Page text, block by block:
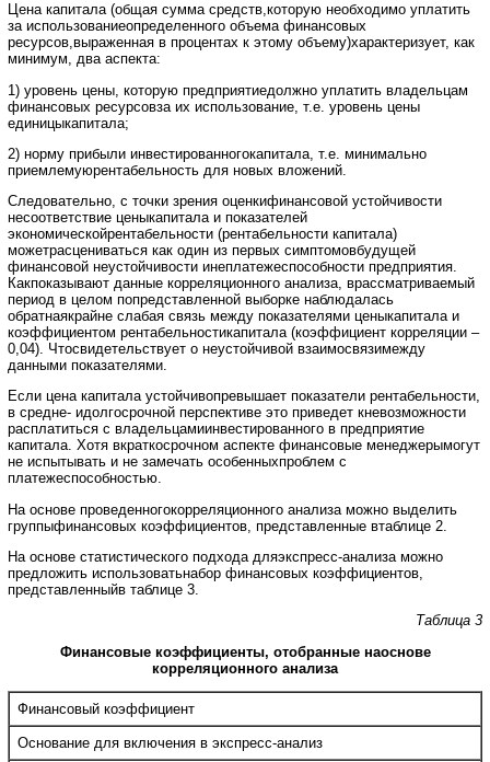
Цена капитала (общая сумма средств,которую необходимо уплатить
за использованиеопределенного объема финансовых
ресурсов,выраженная в процентах к этому объему)характеризует, как
минимум, два аспекта:
1) уровень цены, которую предприятиедолжно уплатить владельцам
финансовых ресурсовза их использование, т.е. уровень цены
единицыкапитала;
2) норму прибыли инвестированногокапитала, т.е. минимально
приемлемуюрентабельность для новых вложений.
Следовательно, с точки зрения оценкифинансовой устойчивости
несоответствие ценыкапитала и показателей
экономическойрентабельности (рентабельности капитала)
можетрасцениваться как один из первых симптомовбудущей
финансовой неустойчивости инеплатежеспособности предприятия.
Какпоказывают данные корреляционного анализа, врассматриваемый
период в целом попредставленной выборке наблюдалась
обратнаякрайне слабая связь между показателями ценыкапитала и
коэффициентом рентабельностикапитала (коэффициент корреляции –
0,04). Чтосвидетельствует о неустойчивой взаимосвязимежду
данными показателями.
Если цена капитала устойчивопревышает показатели рентабельности,
в средне- идолгосрочной перспективе это приведет кневозможности
расплатиться с владельцамиинвестированного в предприятие
капитала. Хотя вкраткосрочном аспекте финансовые менеджерымогут
не испытывать и не замечать особенныхпроблем с
платежеспособностью.
На основе проведенногокорреляционного анализа можно выделить
группыфинансовых коэффициентов, представленные втаблице 2.
На основе статистического подхода дляэкспресс-анализа можно
предложить использоватьнабор финансовых коэффициентов,
представленныйв таблице 3.
Таблица 3
Финансовые коэффициенты, отобранные наоснове
корреляционного анализа
Финансовый коэффициент
Основание для включения в экспресс-анализ